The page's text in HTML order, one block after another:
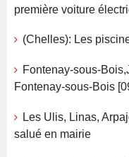
première voiture
(Chelles): Les
Fontenay-sous-
Fontenay-sous-Bois
Les Ulis, Linas,
salué en mairie